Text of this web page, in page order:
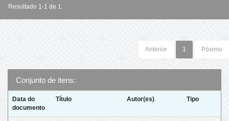
Resultado 1-1 de 1.
Anterior 1 Póximo
Conjunto de itens:
Data do
documento
Título Autor(es) Tipo